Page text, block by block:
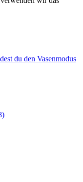
du den Vasenmodus